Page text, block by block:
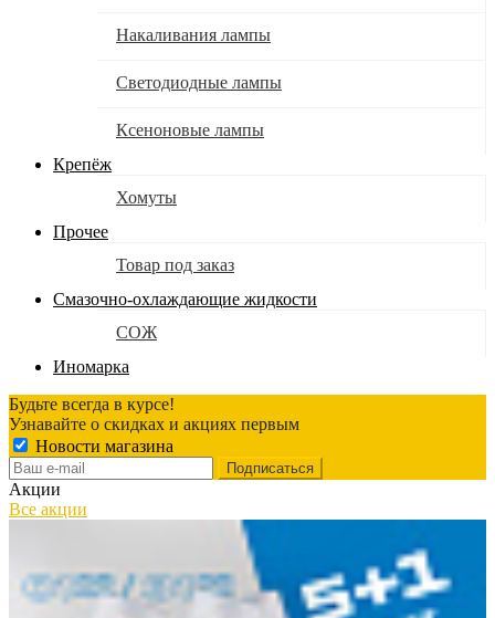
Накаливания лампы
Светодиодные лампы
Ксеноновые лампы
Крепёж
Хомуты
Прочее
Товар под заказ
Смазочно-охлаждающие жидкости
СОЖ
Иномарка
Будьте всегда в курсе!
Узнавайте о скидках и акциях первым
Новости магазина
Акции
Все акции